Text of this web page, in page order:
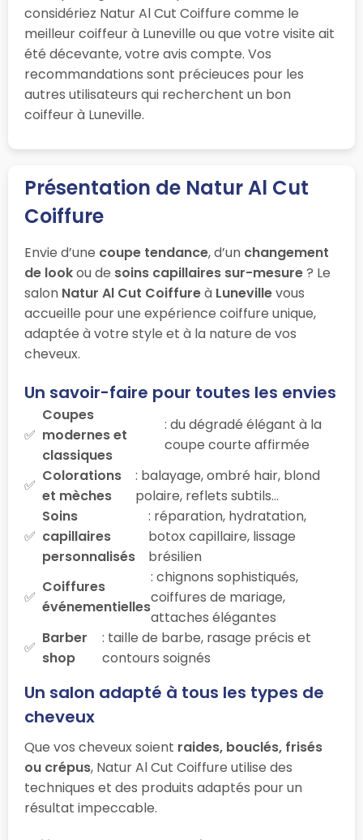
considériez Natur Al Cut Coiffure comme le
meilleur coiffeur à Luneville ou que votre visite ait
été décevante, votre avis compte. Vos
recommandations sont précieuces pour les
autres utilisateurs qui recherchent un bon
coiffeur à Luneville.
Présentation de Natur Al Cut
Coiffure
Envie d’une coupe tendance, d’un changement
de lookou de soins capillaires sur-mesure? Le
salon Natur Al Cut Coiffureà Lunevillevous
accueille pour une expérience coiffure unique,
adaptée à votre style et à la nature de vos
cheveux.
Un savoir-faire pour toutes les envies
Coupes
modernes et
classiques
: du dégradé élégant à la
coupe courte affirmée
Colorations
et mèches
: balayage, ombré hair, blond
polaire, reflets subtils…
Soins
capillaires
personnalisés
: réparation, hydratation,
botox capillaire, lissage
brésilien
Coiffures
événementielles
: chignons sophistiqués,
coiffures de mariage,
attaches élégantes
Barber
shop
: taille de barbe, rasage précis et
contours soignés
Un salon adapté à tous les types de
cheveux
Que vos cheveux soient raides, bouclés, frisés
ou crépus, Natur Al Cut Coiffure utilise des
techniques et des produits adaptés pour un
résultat impeccable.